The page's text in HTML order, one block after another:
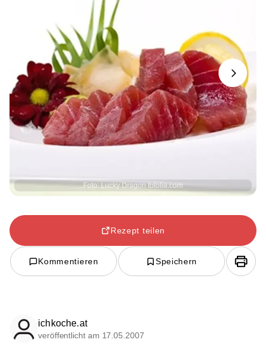
Foto: Lucky Dragon fotolia.com
Next
Rezept teilen
Kommentieren Speichern
ichkoche.at
veröffentlicht am 17.05.2007